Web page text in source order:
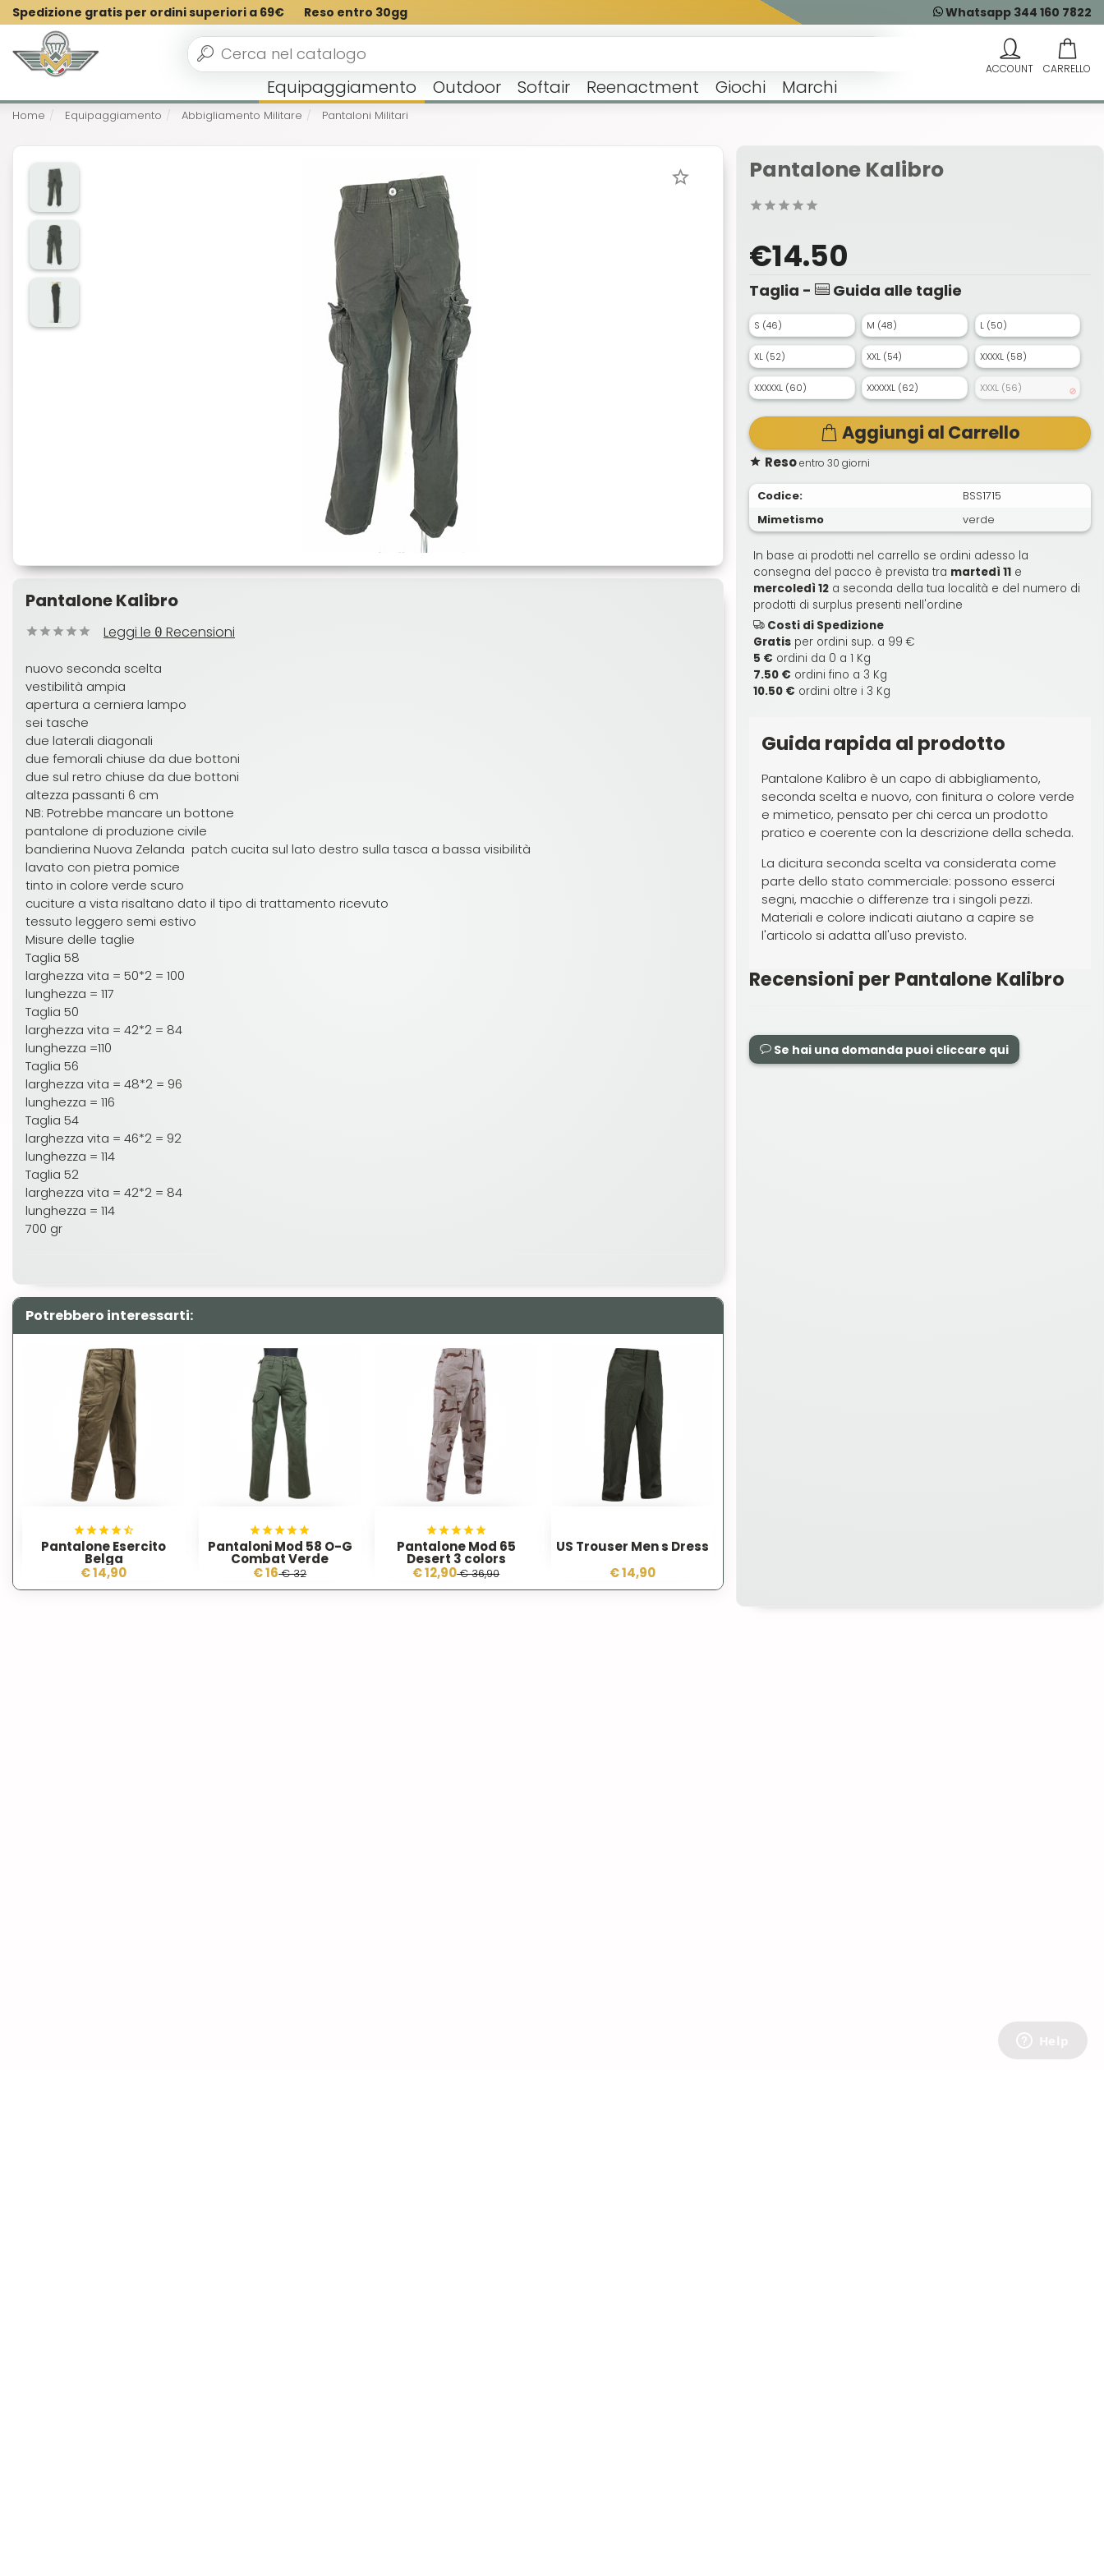
Spedizione gratis per ordini superiori a 69€ Reso entro 30gg Whatsapp 344 160 7822
Equipaggiamento Outdoor Softair Reenactment Giochi Marchi
Home Equipaggiamento Abbigliamento Militare Pantaloni Militari
Pantalone Kalibro
Leggi le 0 Recensioni
nuovo seconda scelta
vestibilità ampia
apertura a cerniera lampo
sei tasche
due laterali diagonali
due femorali chiuse da due bottoni
due sul retro chiuse da due bottoni
altezza passanti 6 cm
NB: Potrebbe mancare un bottone
pantalone di produzione civile
bandierina Nuova Zelanda patch cucita sul lato destro sulla tasca a bassa visibilità
lavato con pietra pomice
tinto in colore verde scuro
cuciture a vista risaltano dato il tipo di trattamento ricevuto
tessuto leggero semi estivo
Misure delle taglie
Taglia 58
larghezza vita = 50*2 = 100
lunghezza = 117
Taglia 50
larghezza vita = 42*2 = 84
lunghezza =110
Taglia 56
larghezza vita = 48*2 = 96
lunghezza = 116
Taglia 54
larghezza vita = 46*2 = 92
lunghezza = 114
Taglia 52
larghezza vita = 42*2 = 84
lunghezza = 114
700 gr
Potrebbero interessarti:
Pantalone Esercito
Belga
€ 14,90
Pantaloni Mod 58 O-G
Combat Verde
€ 16€ 32
Pantalone Mod 65
Desert 3 colors
€ 12,90€ 36,90
US Trouser Men s Dress
€ 14,90
Pantalone Kalibro
€14.50
Taglia - Guida alle taglie
S (46) M (48) L (50)
XL (52) XXL (54) XXXXL (58)
XXXXXL (60) XXXXXL (62) XXXL (56)
Aggiungi al Carrello
Resoentro 30 giorni
Codice:
BSS1715
Mimetismo
verde
In base ai prodotti nel carrello se ordini adesso la
consegna del pacco è prevista tra martedì 11 e
mercoledì 12 a seconda della tua località e del numero di
prodotti di surplus presenti nell'ordine
Costi di Spedizione
Gratis per ordini sup. a 99 €
5 € ordini da 0 a 1 Kg
7.50 € ordini fino a 3 Kg
10.50 € ordini oltre i 3 Kg
Guida rapida al prodotto
Pantalone Kalibro è un capo di abbigliamento,
seconda scelta e nuovo, con finitura o colore verde
e mimetico, pensato per chi cerca un prodotto
pratico e coerente con la descrizione della scheda.
La dicitura seconda scelta va considerata come
parte dello stato commerciale: possono esserci
segni, macchie o differenze tra i singoli pezzi.
Materiali e colore indicati aiutano a capire se
l'articolo si adatta all'uso previsto.
Recensioni per Pantalone Kalibro
Se hai una domanda puoi cliccare qui